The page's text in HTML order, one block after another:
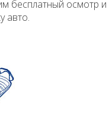
бесплатный осмотр и
авто.